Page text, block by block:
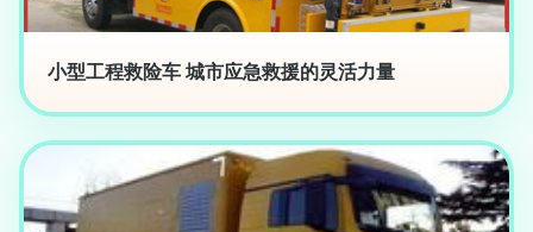
小型工程救险车 城市应急救援的灵活力量